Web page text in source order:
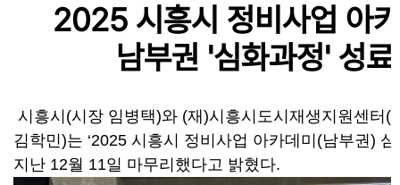
2025 시흥시 정비사업 아
남부권 '심화과정' 성료
시흥시 (시장 임병택)와 (재 )시흥시도시재생지원센터 (
김학민)는 ‘2025 시흥시 정비사업 아카데미 (남부권)
지난 12월 11일 마무리했다고 밝혔다.